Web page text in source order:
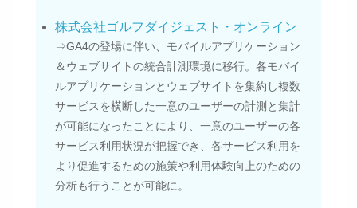
株式会社ゴルフダイジェスト・オンライン
⇒GA4の登場に伴い、モバイルアプリケーション
＆ウェブサイトの統合計測環境に移行。各モバイ
ルアプリケーションとウェブサイトを集約し複数
サービスを横断した一意のユーザーの計測と集計
が可能になったことにより、一意のユーザーの各
サービス利用状況が把握でき、各サービス利用を
より促進するための施策や利用体験向上のための
分析も行うことが可能に。